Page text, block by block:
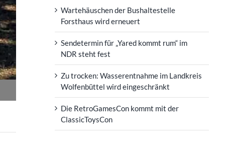
Wartehäuschen der Bushaltestelle
Forsthaus wird erneuert
Sendetermin für „Yared kommt rum“ im
NDR steht fest
Zu trocken: Wasserentnahme im Landkreis
Wolfenbüttel wird eingeschränkt
Die RetroGamesCon kommt mit der
ClassicToysCon